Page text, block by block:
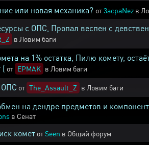
или новая механика? от3acpaNez в
с ОПС, Пропал веспен с
в Ловим баги
на 1% остатка, Пилю комету,
( от EPMAK в Ловим баги
ОПС от The_Assault_Z в Ловим баги
на дендре предметов и
в Сенат
комет отSeen в Общий форум